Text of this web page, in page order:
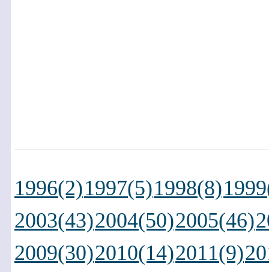
1996(2)1997(5)1998(8)
2003(43)2004(50)2005(46)
2009(30)2010(14)2011(9)